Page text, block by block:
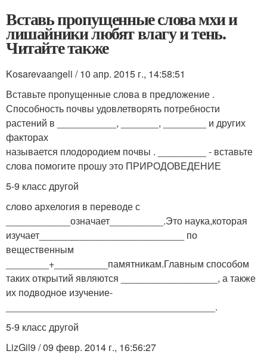
Вставь пропущенные слова мхи и
лишайники любят влагу и тень.
Читайте также
Kosarevaangeli / 10 апр. 2015 г., 14:58:51
Вставьте пропущенные слова в предложение .
Способность почвы удовлетворять потребности
растений в ___________, _______, ________ и других
факторах
называется плодородием почвы . _________ - вставьте
слова помогите прошу это ПРИРОДОВЕДЕНИЕ
5-9 класс другой
слово архелогия в переводе с
____________означает__________.Это наука,которая
изучает___________________________ по
вещественным
________+__________памятникам.Главным способом
таких открытий являются __________________, а также
их подводное изучение-
_______________________________________.
5-9 класс другой
LizGil9 / 09 февр. 2014 г., 16:56:27